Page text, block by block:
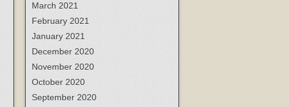
March 2021
February 2021
January 2021
December 2020
November 2020
October 2020
September 2020